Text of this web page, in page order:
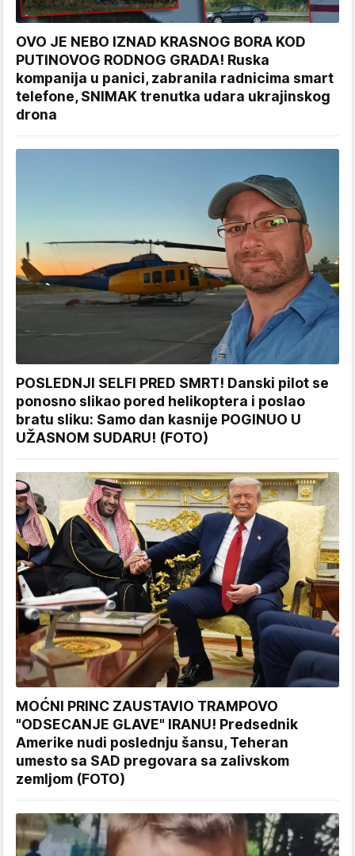
OVO JE NEBO IZNAD KRASNOG BORA KOD
PUTINOVOG RODNOG GRADA! Ruska
kompanija u panici, zabranila radnicima smart
telefone, SNIMAK trenutka udara ukrajinskog
drona
POSLEDNJI SELFI PRED SMRT! Danski pilot se
ponosno slikao pored helikoptera i poslao
bratu sliku: Samo dan kasnije POGINUO U
UŽASNOM SUDARU! (FOTO)
MOĆNI PRINC ZAUSTAVIO TRAMPOVO
"ODSECANJE GLAVE" IRANU! Predsednik
Amerike nudi poslednju šansu, Teheran
umesto sa SAD pregovara sa zalivskom
zemljom (FOTO)